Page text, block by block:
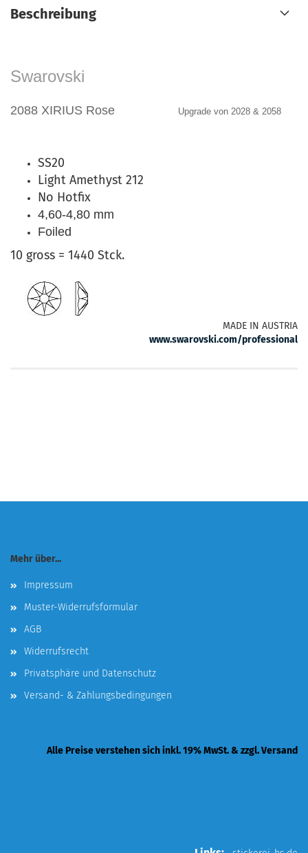
Beschreibung
Swarovski
2088 XIRIUS Rose Upgrade von 2028 & 2058
SS20
Light Amethyst 212
No Hotfix
4,60-4,80 mm
Foiled
10 gross = 1440 Stck.
MADE IN AUSTRIA
www.swarovski.com/professional
Mehr über...
Impressum
Muster-Widerrufsformular
AGB
Widerrufsrecht
Privatsphäre und Datenschutz
Versand- & Zahlungsbedingungen
Alle Preise verstehen sich inkl. 19% MwSt. & zzgl. Versand